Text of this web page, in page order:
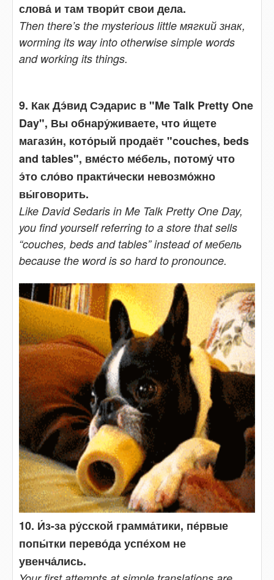
слова́ и там твори́т свои дела.
Then there’s the mysterious little мягкий знак,
worming its way into otherwise simple words
and working its things.
9. Как Дэ́вид Сэдарис в "Me Talk Pretty One
Day", Вы обнару́живаете, что и́щете
магази́н, кото́рый продаёт "couches, beds
and tables", вме́сто ме́бель, потому́ что
э́то сло́во практи́чески невозмо́жно
вы́говорить.
Like David Sedaris in Me Talk Pretty One Day,
you find yourself referring to a store that sells
“couches, beds and tables” instead of мебель
because the word is so hard to pronounce.
10. И́з-за ру́сской грамма́тики, пе́рвые
попы́тки перево́да успе́хом не
увенча́лись.